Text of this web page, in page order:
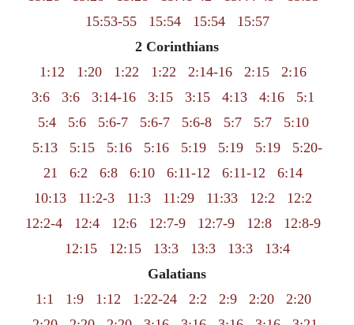
15:53-55
15:54 15:54
15:57
2 Corinthians
1:12
1:20 1:22 1:22 2:14-16 2:15
2:16
3:6
3:6 3:14-16 3:15 3:15 4:13 4:16
5:1
5:4
5:6 5:6-7 5:6-7 5:6-8 5:7 5:7
5:10
5:13
5:15 5:16 5:16 5:19 5:19 5:19
5:20-
21
6:2 6:8 6:10 6:11-12 6:11-12
6:14
10:13
11:2-3 11:3 11:29 11:33 12:2
12:2
12:2-4
12:4 12:6 12:7-9 12:7-9 12:8
12:8-9
12:15
12:15 13:3 13:3 13:3
13:4
Galatians
1:1
1:9 1:12 1:22-24 2:2 2:9 2:20
2:20